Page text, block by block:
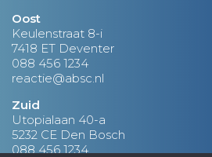
Oost
Keulenstraat 8-i
7418 ET Deventer
088 456 1234
reactie@absc.nl
Zuid
Utopialaan 40-a
5232 CE Den Bosch
088 456 1234